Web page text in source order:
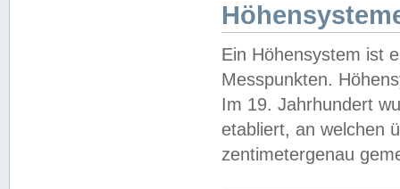
Ein Höhensystem ist
Messpunkten.
Im 19. Jahrhundert
etabliert, an welchen
zentimetergenau